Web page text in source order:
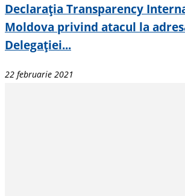
Declarația Transparency
Moldova privind atacul la
Delegației...
22 februarie 2021